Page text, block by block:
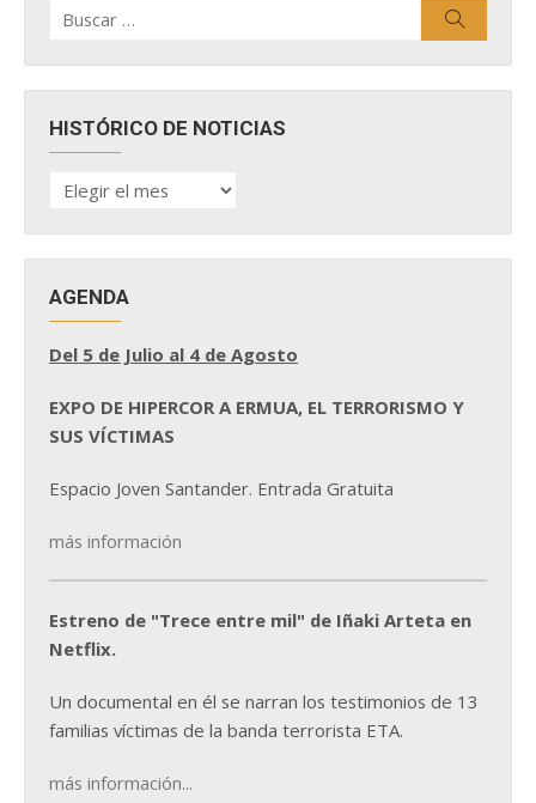
por:
HISTÓRICO DE NOTICIAS
HISTÓRICO
DE
AGENDA
Del 5 de Julio al 4 de Agosto
EXPO DE HIPERCOR A ERMUA, EL TERRORISMO Y
SUS VÍCTIMAS
Espacio Joven Santander. Entrada Gratuita
más información
Estreno de "Trece entre mil" de Iñaki Arteta en
Netflix.
Un documental en él se narran los testimonios de 13
familias víctimas de la banda terrorista ETA.
más información...